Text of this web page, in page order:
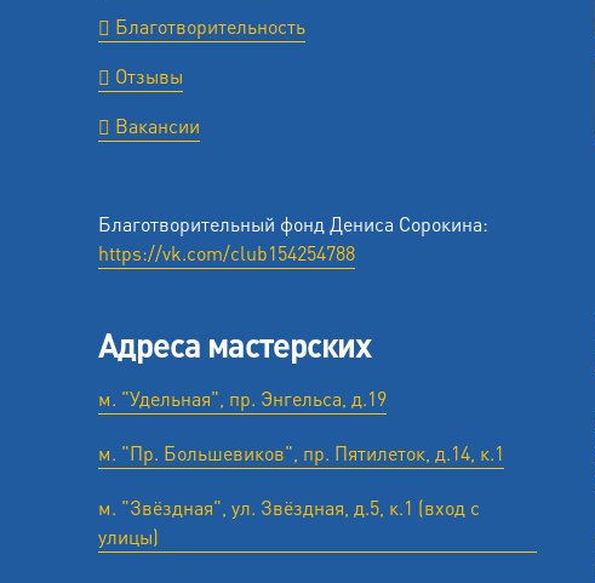
Благотворительность
Отзывы
Вакансии
Благотворительный фонд Дениса Сорокина:
https://vk.com/club154254788
Адреса мастерских
м. "Удельная", пр. Энгельса, д.19
м. "Пр. Большевиков", пр. Пятилеток, д.14, к.1
м. "Звёздная", ул. Звёздная, д.5, к.1 (вход с
улицы)